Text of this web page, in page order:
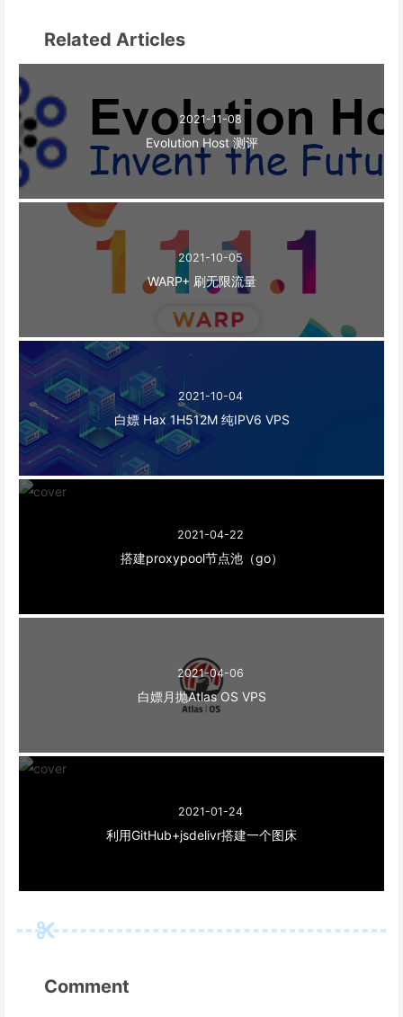
Related Articles
2021-11-08
Evolution Host 测评
2021-10-05
WARP+ 刷无限流量
2021-10-04
白嫖 Hax 1H512M 纯IPV6 VPS
2021-04-22
搭建proxypool节点池（go）
2021-04-06
白嫖月抛Atlas OS VPS
2021-01-24
利用GitHub+jsdelivr搭建一个图床
Comment